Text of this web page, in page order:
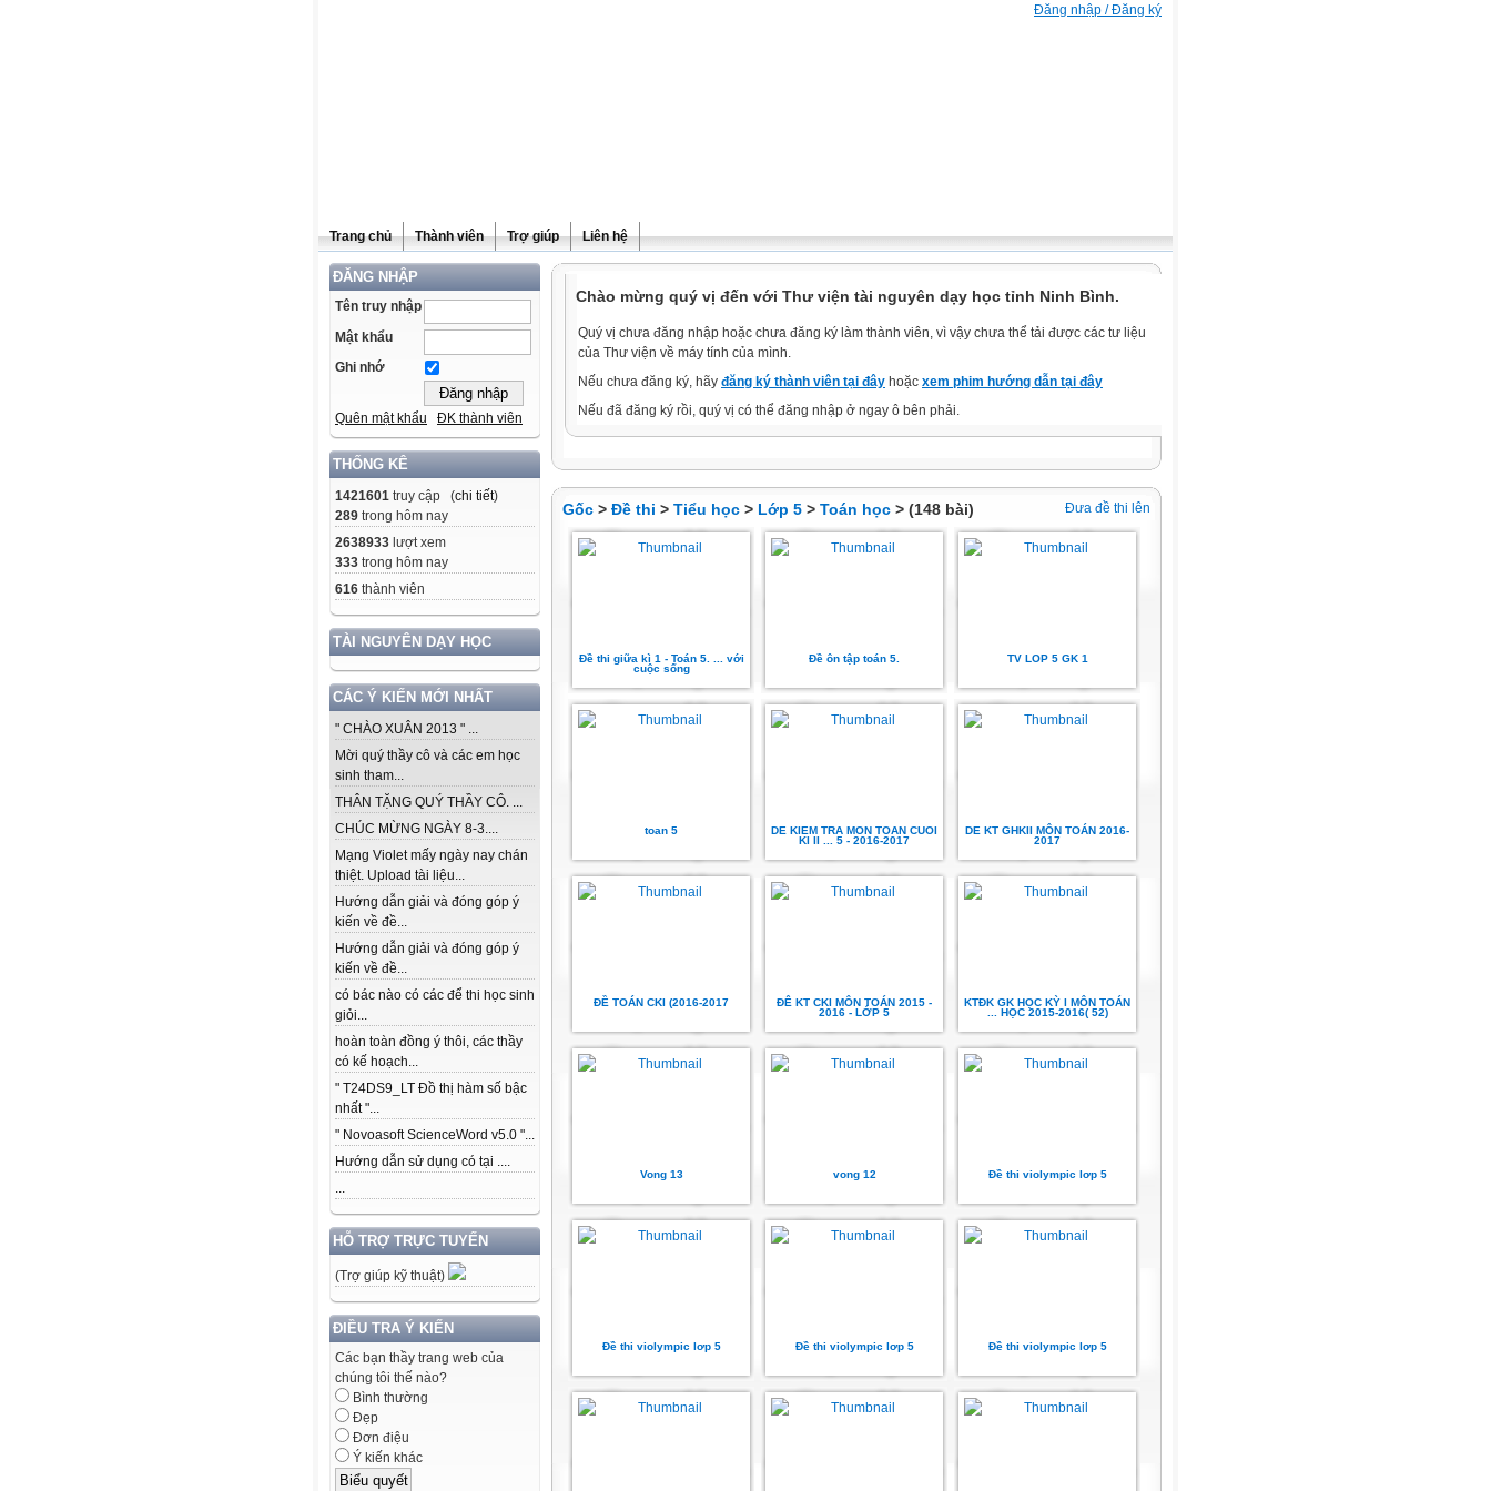
Đăng nhập / Đăng ký
Trang chủ Thành viên Trợ giúp Liên hệ
ĐĂNG NHẬP
Tên truy nhập
Mật khẩu
Ghi nhớ
Quên mật khẩu ĐK thành viên
THỐNG KÊ
1421601 truy cập (chi tiết)
289 trong hôm nay
2638933 lượt xem
333 trong hôm nay
616 thành viên
TÀI NGUYÊN DẠY HỌC
CÁC Ý KIẾN MỚI NHẤT
" CHÀO XUÂN 2013 " ...
Mời quý thầy cô và các em học
sinh tham...
THÂN TẶNG QUÝ THẦY CÔ. ...
CHÚC MỪNG NGÀY 8-3....
Mạng Violet mấy ngày nay chán
thiệt. Upload tài liệu...
Hướng dẫn giải và đóng góp ý
kiến về đề...
Hướng dẫn giải và đóng góp ý
kiến về đề...
có bác nào có các để thi học sinh
giỏi...
hoàn toàn đồng ý thôi, các thầy
có kế hoạch...
" T24DS9_LT Đồ thị hàm số bậc
nhất "...
" Novoasoft ScienceWord v5.0 "...
Hướng dẫn sử dụng có tại ....
...
HỖ TRỢ TRỰC TUYẾN
(Trợ giúp kỹ thuật)
ĐIỀU TRA Ý KIẾN
Các bạn thầy trang web của
chúng tôi thế nào?
Bình thường
Đẹp
Đơn điệu
Ý kiến khác
Chào mừng quý vị đến với Thư viện tài nguyên dạy học tỉnh Ninh Bình.
Quý vị chưa đăng nhập hoặc chưa đăng ký làm thành viên, vì vậy chưa thể tải được các tư liệu
của Thư viện về máy tính của mình.
Nếu chưa đăng ký, hãy đăng ký thành viên tại đây hoặc xem phim hướng dẫn tại đây
Nếu đã đăng ký rồi, quý vị có thể đăng nhập ở ngay ô bên phải.
Đưa đề thi lên
Gốc > Đề thi > Tiểu học > Lớp 5 > Toán học > (148 bài)
Đề thi giữa kì 1 - Toán 5. ... với
cuộc sống
Đề ôn tập toán 5. TV LOP 5 GK 1
toan 5
DE KIEM TRA MON TOAN CUOI
KI II ... 5 - 2016-2017
DE KT GHKII MÔN TOÁN 2016-
2017
ĐỀ TOÁN CKI (2016-2017
ĐÊ KT CKI MÔN TOÁN 2015 -
2016 - LỚP 5
KTĐK GK HỌC KỲ I MÔN TOÁN
... HỌC 2015-2016( 52)
Vong 13 vong 12 Đề thi violympic lơp 5
Đề thi violympic lơp 5 Đề thi violympic lơp 5 Đề thi violympic lơp 5